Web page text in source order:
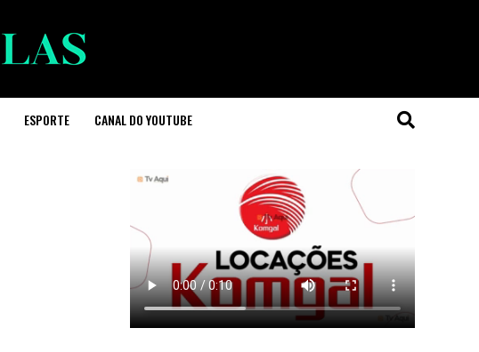
ESPORTE CANAL DO YOUTUBE